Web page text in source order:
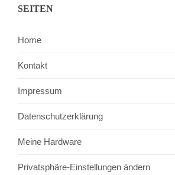
SEITEN
Home
Kontakt
Impressum
Datenschutzerklärung
Meine Hardware
Privatsphäre-Einstellungen ändern